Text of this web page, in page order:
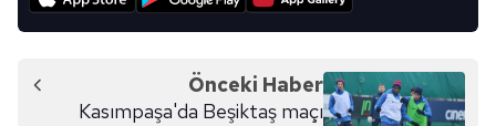
için Ayarlar butonuna tıklayabilir,Çerez Bilgilendirme
Metnimizi
ziyaret edebilirsiniz.
Önceki Haber
Kasımpaşa'da Beşiktaş maçı